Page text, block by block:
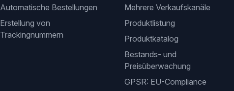
Automatische Bestellungen
Erstellung von
Trackingnummern
Mehrere Verkaufskanäle
Produktlistung
Produktkatalog
Bestands- und
Preisüberwachung
GPSR: EU-Compliance